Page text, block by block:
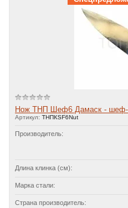
Нож ТНП Шеф6 Дамаск - шеф-
Артикул: ТНПКSF6Nut
Производитель:
Длина клинка (см):
Марка стали:
Страна производитель: